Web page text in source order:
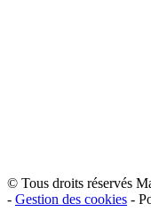
© Tous droits réservés
- Gestion des cookies -